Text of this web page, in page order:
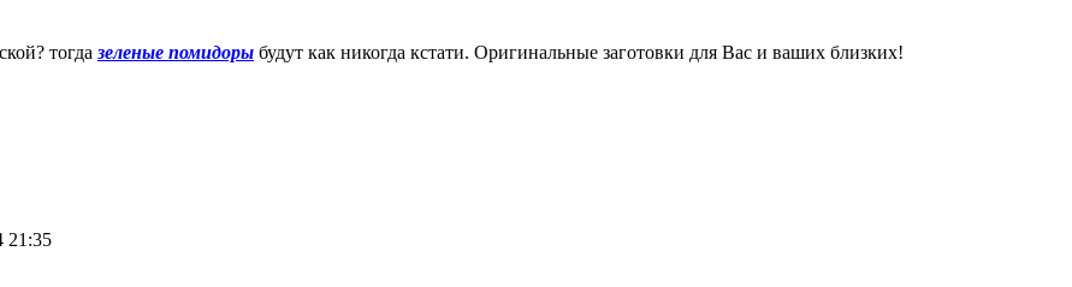
тогда зеленые помидоры будут как никогда кстати. Оригинальные заготовки для Вас и ваших близких!
21:35